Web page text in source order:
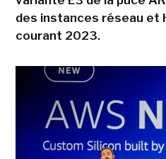
des instances réseau et
courant 2023.